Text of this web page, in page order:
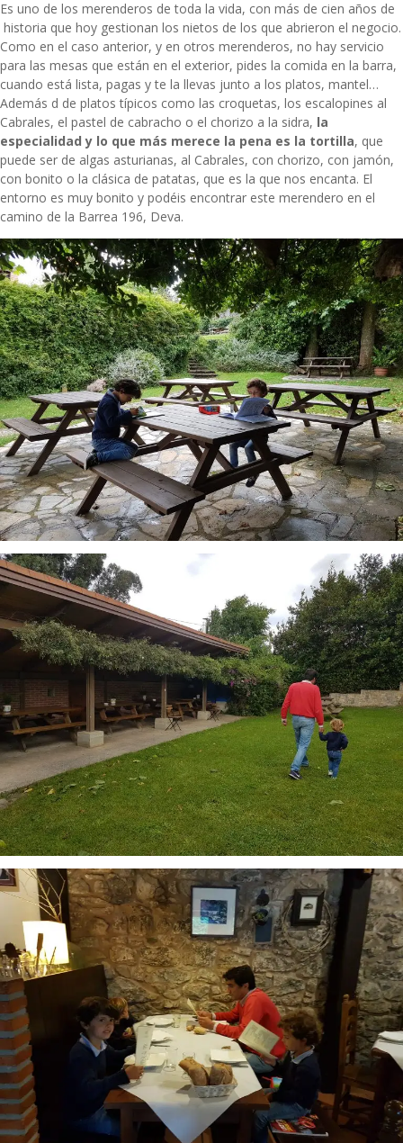
Es uno de los merenderos de toda la vida, con más de cien años de
historia que hoy gestionan los nietos de los que abrieron el negocio.
Como en el caso anterior, y en otros merenderos, no hay servicio
para las mesas que están en el exterior, pides la comida en la barra,
cuando está lista, pagas y te la llevas junto a los platos, mantel…
Además d de platos típicos como las croquetas, los escalopines al
Cabrales, el pastel de cabracho o el chorizo a la sidra, la
especialidad y lo que más merece la pena es la tortilla, que
puede ser de algas asturianas, al Cabrales, con chorizo, con jamón,
con bonito o la clásica de patatas, que es la que nos encanta. El
entorno es muy bonito y podéis encontrar este merendero en el
camino de la Barrea 196, Deva.